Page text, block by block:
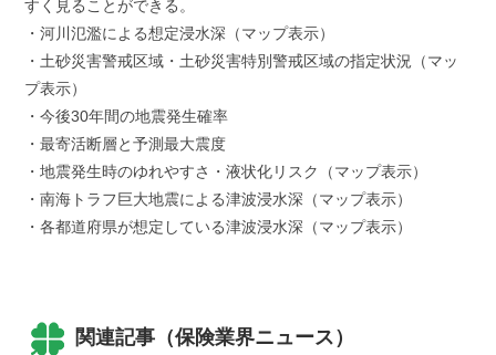
すく見ることができる。
・河川氾濫による想定浸水深（マップ表示）
・土砂災害警戒区域・土砂災害特別警戒区域の指定状況（マッ
プ表示）
・今後30年間の地震発生確率
・最寄活断層と予測最大震度
・地震発生時のゆれやすさ・液状化リスク（マップ表示）
・南海トラフ巨大地震による津波浸水深（マップ表示）
・各都道府県が想定している津波浸水深（マップ表示）
関連記事（保険業界ニュース）